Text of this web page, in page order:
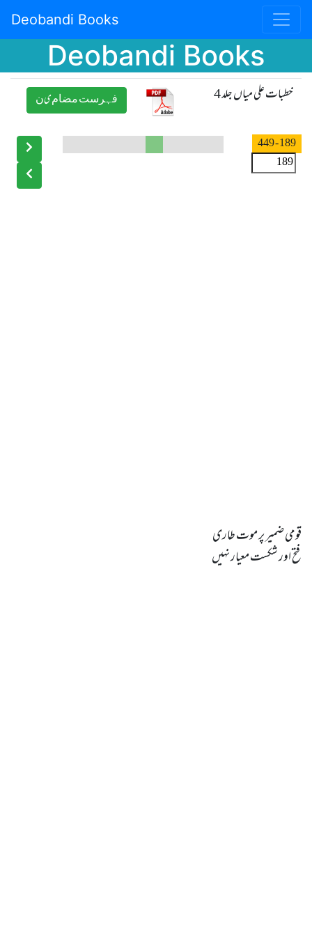
Deobandi Books
Deobandi Books
خطبات علی میاں جلد 4 ﻓﮩﺮﺳﺖ ﻣﻀﺎﻡیﻥ
189
- 449
فتح اور شکست معیار نہیں